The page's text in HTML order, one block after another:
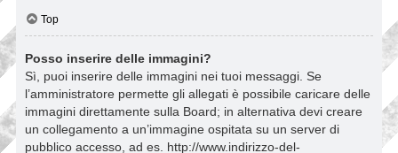
Top
Posso inserire delle immagini?
Sì, puoi inserire delle immagini nei tuoi messaggi. Se
l’amministratore permette gli allegati è possibile caricare delle
immagini direttamente sulla Board; in alternativa devi creare
un collegamento a un’immagine ospitata su un server di
pubblico accesso, ad es. http://www.indirizzo-del-